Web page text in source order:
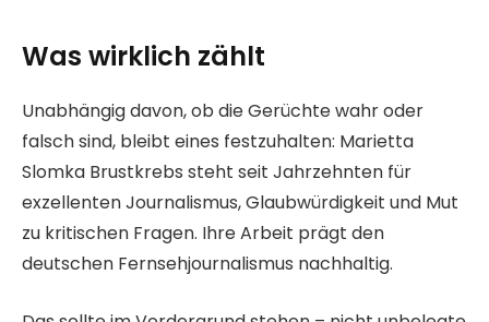
Was wirklich zählt
Unabhängig davon, ob die Gerüchte wahr oder
falsch sind, bleibt eines festzuhalten: Marietta
Slomka Brustkrebs steht seit Jahrzehnten für
exzellenten Journalismus, Glaubwürdigkeit und Mut
zu kritischen Fragen. Ihre Arbeit prägt den
deutschen Fernsehjournalismus nachhaltig.